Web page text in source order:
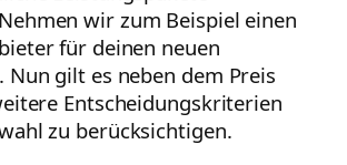
wir zum Beispiel einen
für deinen neuen
Nun gilt es neben dem Preis
Entscheidungskriterien
zu berücksichtigen.